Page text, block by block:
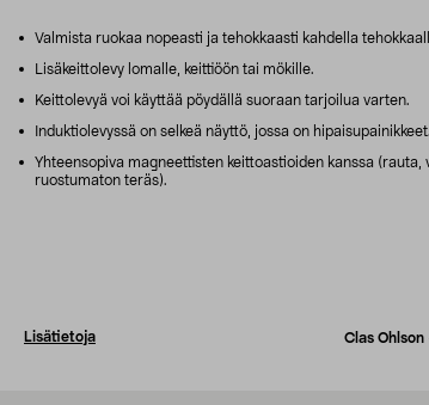
Valmista ruokaa nopeasti ja tehokkaasti kahdella
Lisäkeittolevy lomalle, keittiöön tai mökille.
Keittolevyä voi käyttää pöydällä suoraan tarjoilua varten.
Induktiolevyssä on selkeä näyttö, jossa on hipaisupainikkeet.
Yhteensopiva magneettisten keittoastioiden kanssa (rauta,
ruostumaton teräs).
Lisätietoja Clas Ohlson